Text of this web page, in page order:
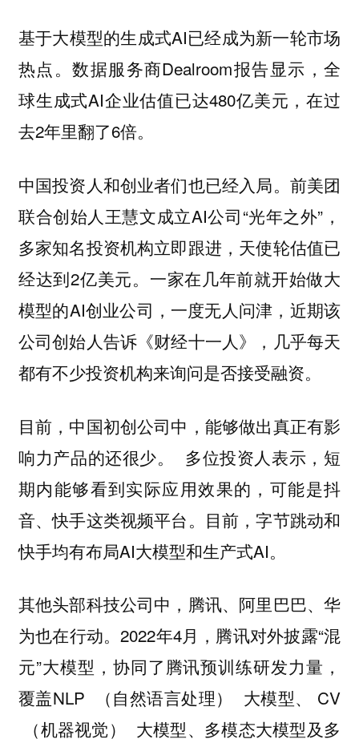
基于大模型的生成式AI已经成为新一轮市场
热点。数据服务商Dealroom报告显示，全
球生成式AI企业估值已达480亿美元，在过
去2年里翻了6倍。
中国投资人和创业者们也已经入局。前美团
联合创始人王慧文成立AI公司“光年之外”，
多家知名投资机构立即跟进，天使轮估值已
经达到2亿美元。一家在几年前就开始做大
模型的AI创业公司，一度无人问津，近期该
公司创始人告诉《财经十一人》，几乎每天
都有不少投资机构来询问是否接受融资。
目前，中国初创公司中，能够做出真正有影
响力产品的还很少。
多位投资人表示，短
期内能够看到实际应用效果的，可能是抖
音、快手这类视频平台。目前，字节跳动和
快手均有布局AI大模型和生产式AI。
其他头部科技公司中，腾讯、阿里巴巴、华
为也在行动。2022年4月，腾讯对外披露“混
元”大模型，协同了腾讯预训练研发力量，
覆盖NLP （自然语言处理） 大模型、 CV
（机器视觉） 大模型、多模态大模型及多